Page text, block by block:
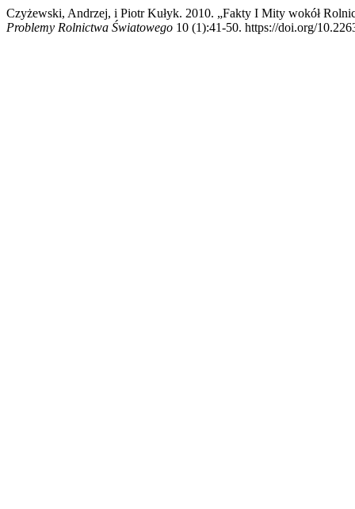
Czyżewski, Andrzej, i Piotr Kułyk. 2010. „Fakty I Mity wokół
Problemy Rolnictwa Światowego 10 (1):41-50. https://doi.org/